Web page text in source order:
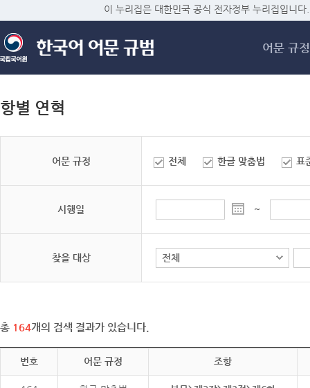
메
이 누리집은 대한민국 공식 전자정부 누리집입니다.
어문 규정
항별 연혁
어문 규정 전체 한글 맞춤법 표
시행일 ~
찾을 대상
총 164개의 검색 결과가 있습니다.
번호 어문 규정 조항